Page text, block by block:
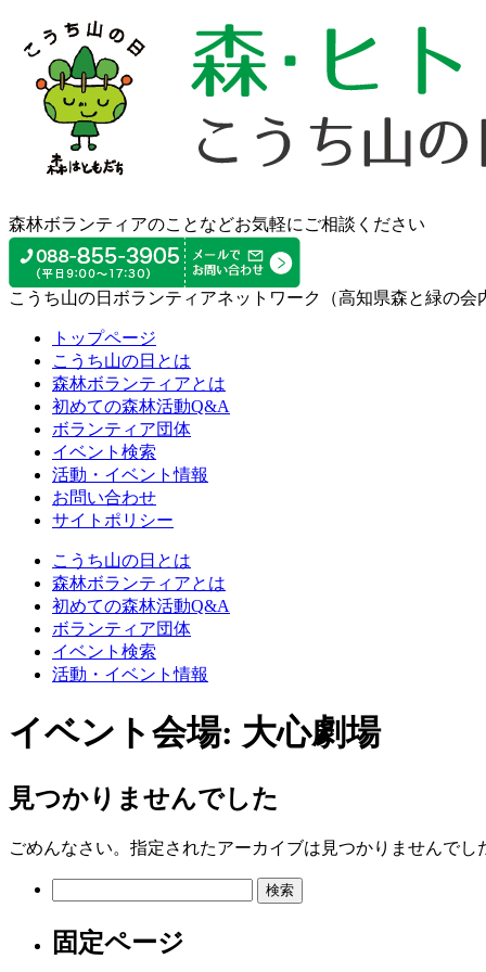
森林ボランティアのことなどお気軽にご相談ください
こうち山の日ボランティアネットワーク（高知県森と緑の会
トップページ
こうち山の日とは
森林ボランティアとは
初めての森林活動Q&A
ボランティア団体
イベント検索
活動・イベント情報
お問い合わせ
サイトポリシー
こうち山の日とは
森林ボランティアとは
初めての森林活動Q&A
ボランティア団体
イベント検索
活動・イベント情報
イベント会場: 大心劇場
見つかりませんでした
ごめんなさい。指定されたアーカイブは見つかりませんでし
固定ページ